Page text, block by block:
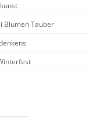
Blumen Tauber